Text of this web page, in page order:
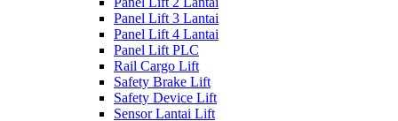
Panel Lift 3 Lantai
Panel Lift 4 Lantai
Panel Lift PLC
Rail Cargo Lift
Safety Brake Lift
Safety Device Lift
Sensor Lantai Lift